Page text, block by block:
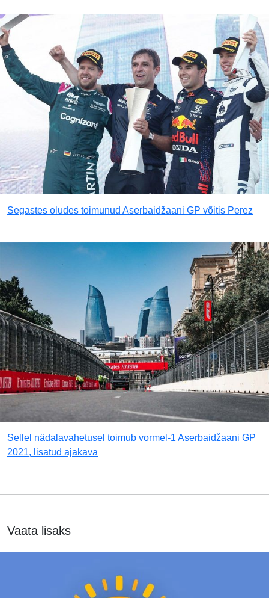
Segastes oludes toimunud Aserbaidžaani GP võitis Perez
Sellel nädalavahetusel toimub vormel-1 Aserbaidžaani GP
2021, lisatud ajakava
Vaata lisaks